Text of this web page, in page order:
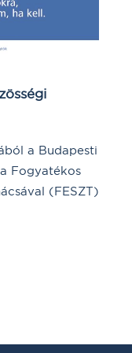
a Budapesti
Fogyatékos
(FESZT)